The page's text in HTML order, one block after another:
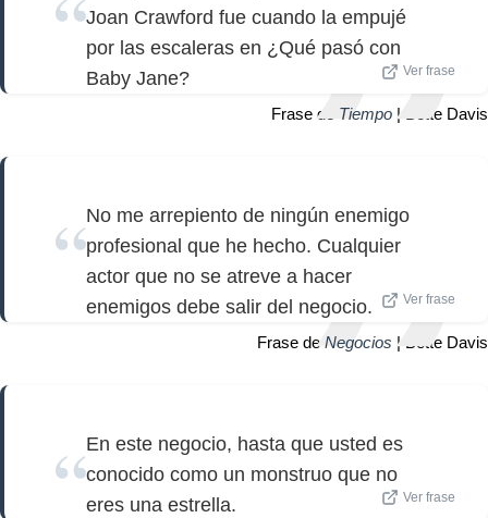
Joan Crawford fue cuando la empujé
por las escaleras en ¿Qué pasó con
Baby Jane?
Ver frase
Frase de Tiempo | Bette Davis
No me arrepiento de ningún enemigo
profesional que he hecho. Cualquier
actor que no se atreve a hacer
enemigos debe salir del negocio.
Ver frase
Frase de Negocios | Bette Davis
En este negocio, hasta que usted es
conocido como un monstruo que no
eres una estrella.
Ver frase